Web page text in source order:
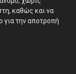
καθώς και να
για την αποτροπή